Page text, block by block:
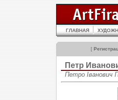
ГЛАВНАЯ
[
Петр
Петро Іванович